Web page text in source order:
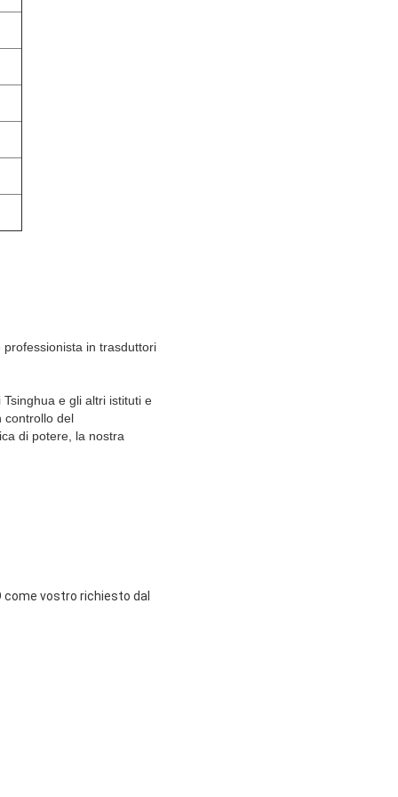
in trasduttori
e gli altri istituti e
controllo del
di potere, la nostra
come vostro richiesto dal